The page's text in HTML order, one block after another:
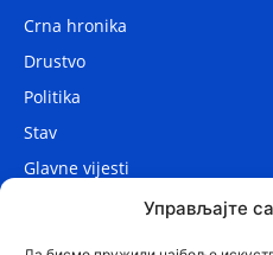
Управљајте
Crna hronika
Drustvo
Politika
Stav
Glavne vijesti